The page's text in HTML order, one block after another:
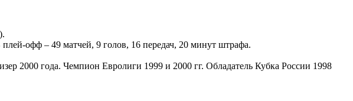
офф – 49 матчей, 9 голов, 16 передач, 20 минут штрафа.
2000 года. Чемпион Евролиги 1999 и 2000 гг. Обладатель Кубка России 1998